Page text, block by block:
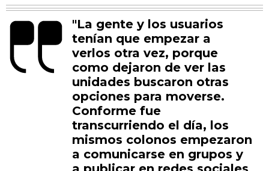
"La gente y los usuarios
tenían que empezar a
verlos otra vez, porque
como dejaron de ver las
unidades buscaron otras
opciones para moverse.
Conforme fue
transcurriendo el día, los
mismos colonos empezaron
a comunicarse en grupos y